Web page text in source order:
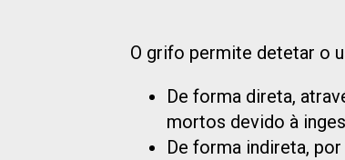
O grifo permite detetar o
De forma direta,
mortos devido à
De forma indireta,